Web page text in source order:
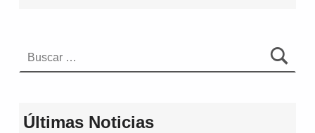
Últimas Noticias